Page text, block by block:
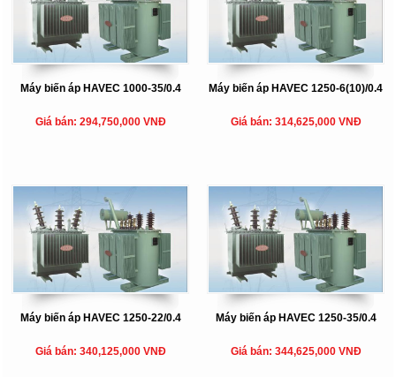
Máy biến áp HAVEC 1000-35/0.4
Giá bán: 294,750,000 VNĐ
Máy biến áp HAVEC 1250-6(10)/0.4
Giá bán: 314,625,000 VNĐ
Máy biến áp HAVEC 1250-22/0.4
Giá bán: 340,125,000 VNĐ
Máy biến áp HAVEC 1250-35/0.4
Giá bán: 344,625,000 VNĐ